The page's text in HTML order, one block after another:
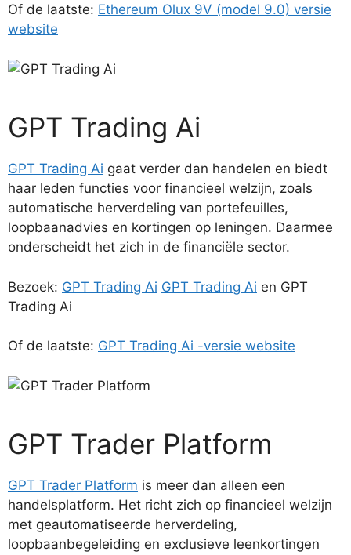
Of de laatste: Ethereum Olux 9V (model 9.0) versie
website
GPT Trading Ai
GPT Trading Ai gaat verder dan handelen en biedt
haar leden functies voor financieel welzijn, zoals
automatische herverdeling van portefeuilles,
loopbaanadvies en kortingen op leningen. Daarmee
onderscheidt het zich in de financiële sector.
Bezoek: GPT Trading Ai GPT Trading Ai en GPT
Trading Ai
Of de laatste: GPT Trading Ai -versie website
GPT Trader Platform
GPT Trader Platform is meer dan alleen een
handelsplatform. Het richt zich op financieel welzijn
met geautomatiseerde herverdeling,
loopbaanbegeleiding en exclusieve leenkortingen